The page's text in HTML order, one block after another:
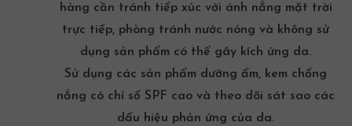
hàng cần tránh tiếp xúc với ánh nắng mặt trời
trực tiếp, phòng tránh nước nóng và không sử
dụng sản phẩm có thể gây kích ứng da.
Sử dụng các sản phẩm dưỡng ẩm, kem chống
nắng có chỉ số SPF cao và theo dõi sát sao các
dấu hiệu phản ứng của da.